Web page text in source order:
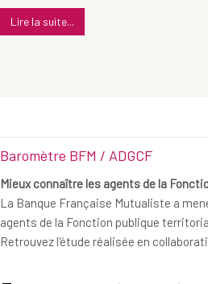
Lire la suite...
Baromètre BFM / ADGCF
Mieux connaître les agents de la
La Banque Française Mutualiste a
agents de la Fonction publique
Retrouvez l'étude réalisée en